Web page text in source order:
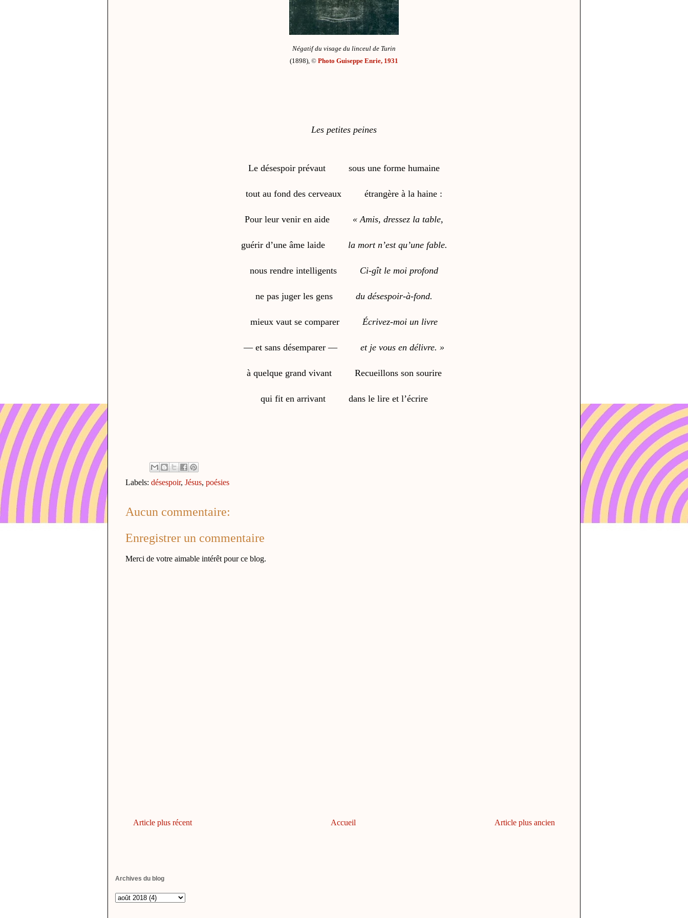
Négatif du visage du linceul de Turin
(1898), © Photo Guiseppe Enrie, 1931
Les petites peines
Le désespoir prévaut sous une forme humaine
tout au fond des cerveaux étrangère à la haine :
Pour leur venir en aide « Amis, dressez la table,
guérir d’une âme laide la mort n’est qu’une fable.
nous rendre intelligents Ci-gît le moi profond
ne pas juger les gens du désespoir-à-fond.
mieux vaut se comparer Écrivez-moi un livre
— et sans désemparer — et je vous en délivre. »
à quelque grand vivant Recueillons son sourire
qui fit en arrivant dans le lire et l’écrire
Labels: désespoir, Jésus, poésies
Aucun commentaire:
Enregistrer un commentaire
Merci de votre aimable intérêt pour ce blog.
Article plus récent Article plus ancien
Accueil
Archives du blog